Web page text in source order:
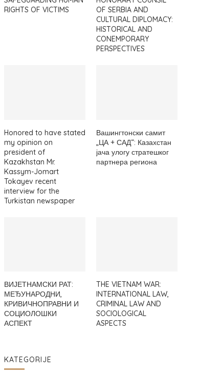
RIGHTS OF VICTIMS
OF SERBIA AND
CULTURAL DIPLOMACY:
HISTORICAL AND
CONEMPORARY
PERSPECTIVES
Honored to have stated
my opinion on
president of
Kazakhstan Mr.
Kassym-Jomart
Tokayev recent
interview for the
Turkistan newspaper
Вашингтонски самит
„ЦА + САД“: Казахстан
јача улогу стратешког
партнера региона
ВИЈЕТНАМСКИ РАТ:
МЕЂУНАРОДНИ,
КРИВИЧНОПРАВНИ И
СОЦИОЛОШКИ
АСПЕКТ
THE VIETNAM WAR:
INTERNATIONAL LAW,
CRIMINAL LAW AND
SOCIOLOGICAL
ASPECTS
KATEGORIJE